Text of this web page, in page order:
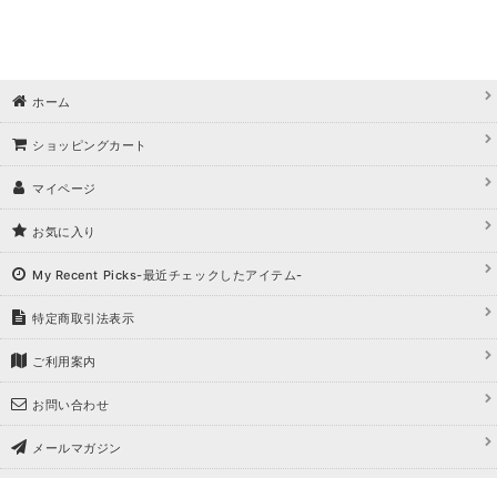
ホーム
ショッピングカート
マイページ
お気に入り
My Recent Picks-最近チェックしたアイテム-
特定商取引法表示
ご利用案内
お問い合わせ
メールマガジン